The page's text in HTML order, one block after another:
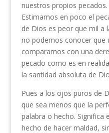
nuestros propios
Estimamos en poco el
de Dios es peor que mil a
no podemos conocer que
comparamos con una
pecado como es en
la santidad absoluta de
Pues a los ojos puros de
que sea menos que la
palabra o hecho. Significa
hecho de hacer maldad,